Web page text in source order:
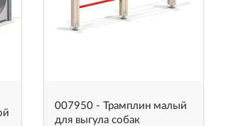
007950 - Трамплин малый
для выгула собак